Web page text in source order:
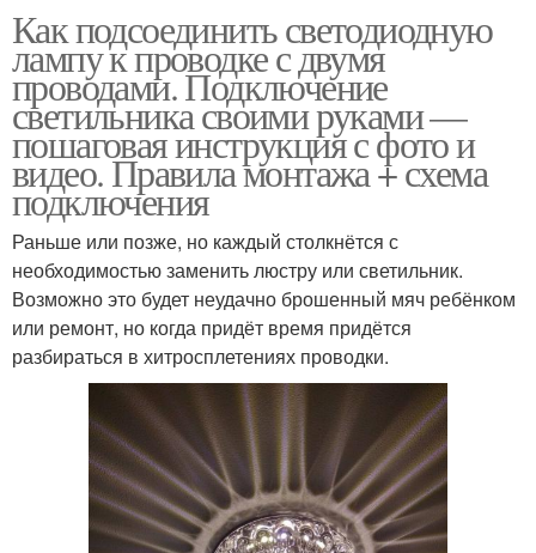
Как подсоединить светодиодную
лампу к проводке с двумя
проводами. Подключение
светильника своими руками —
пошаговая инструкция с фото и
видео. Правила монтажа + схема
подключения
Раньше или позже, но каждый столкнётся с
необходимостью заменить люстру или светильник.
Возможно это будет неудачно брошенный мяч ребёнком
или ремонт, но когда придёт время придётся
разбираться в хитросплетениях проводки.